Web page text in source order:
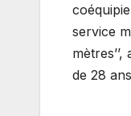
service
de 28